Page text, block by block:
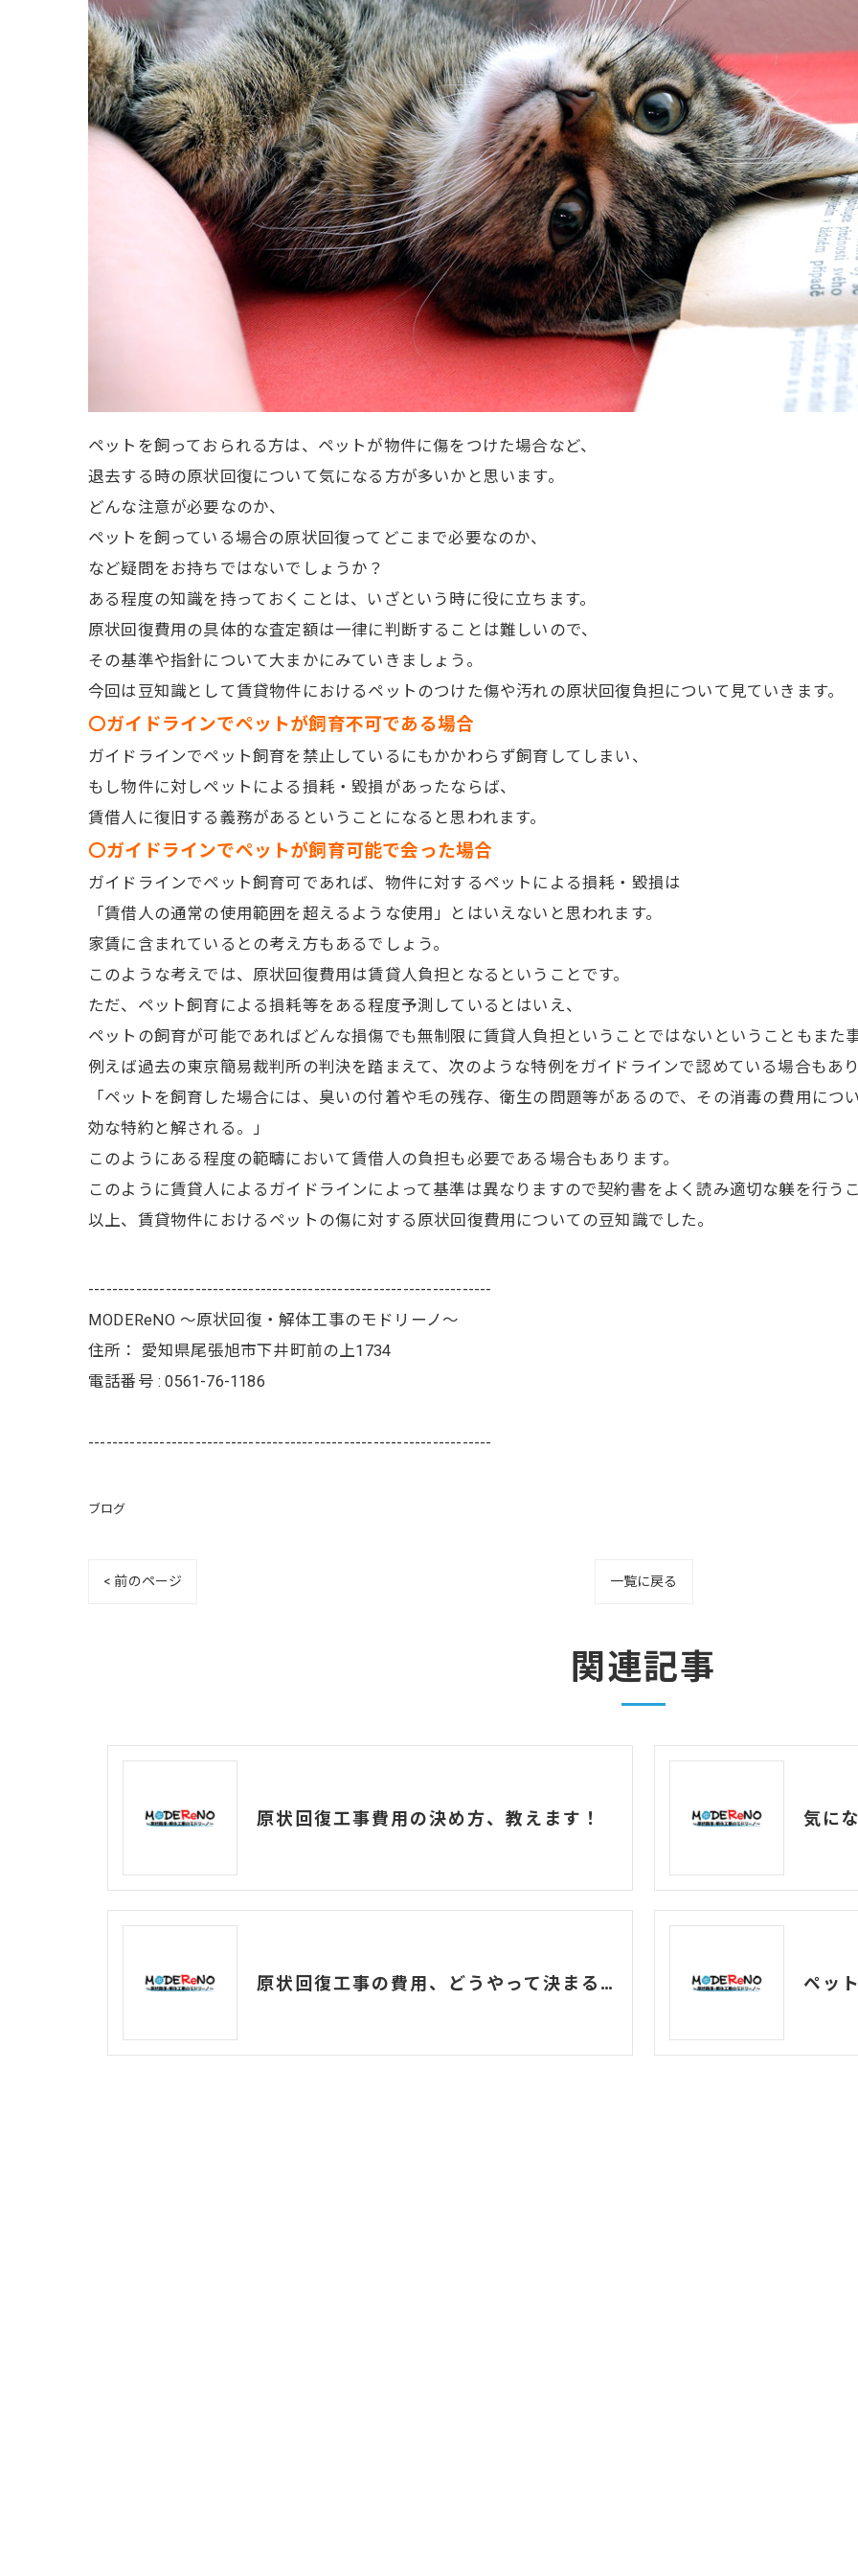
ペットを飼っておられる方は、ペットが物件に傷をつけた場合など、
退去する時の原状回復について気になる方が多いかと思います。
どんな注意が必要なのか、
ペットを飼っている場合の原状回復ってどこまで必要なのか、
など疑問をお持ちではないでしょうか？
ある程度の知識を持っておくことは、いざという時に役に立ちます。
原状回復費用の具体的な査定額は一律に判断することは難しいので、
その基準や指針について大まかにみていきましょう。
今回は豆知識として賃貸物件におけるペットのつけた傷や汚れの原状回復負担について見ていきます。
〇ガイドラインでペットが飼育不可である場合
ガイドラインでペット飼育を禁止しているにもかかわらず飼育してしまい、
もし物件に対しペットによる損耗・毀損があったならば、
賃借人に復旧する義務があるということになると思われます。
〇ガイドラインでペットが飼育可能で会った場合
ガイドラインでペット飼育可であれば、物件に対するペットによる損耗・毀損は
「賃借人の通常の使用範囲を超えるような使用」とはいえないと思われます。
家賃に含まれているとの考え方もあるでしょう。
このような考えでは、原状回復費用は賃貸人負担となるということです。
ただ、ペット飼育による損耗等をある程度予測しているとはいえ、
ペットの飼育が可能であればどんな損傷でも無制限に賃貸人負担ということではないということもまた事
例えば過去の東京簡易裁判所の判決を踏まえて、次のような特例をガイドラインで認めている場合もあり
「ペットを飼育した場合には、臭いの付着や毛の残存、衛生の問題等があるので、その消毒の費用につ
効な特約と解される。」
このようにある程度の範疇において賃借人の負担も必要である場合もあります。
このように賃貸人によるガイドラインによって基準は異なりますので契約書をよく読み適切な躾を行うこ
以上、賃貸物件におけるペットの傷に対する原状回復費用についての豆知識でした。
--------------------------------------------------------------------
MODEReNO ～原状回復・解体工事のモドリーノ～
住所： 愛知県尾張旭市下井町前の上1734
電話番号 :0561-76-1186
--------------------------------------------------------------------
ブログ
< 前のページ 一覧に戻る
関連記事
原状回復工事費用の決め方、教えます！
原状回復工事の費用、どうやって決まるの？